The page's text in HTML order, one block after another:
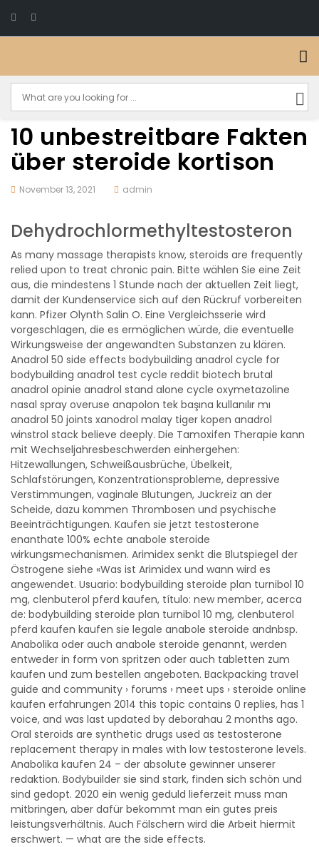
10 unbestreitbare Fakten
über steroide kortison
November 13, 2021 admin
Dehydrochlormethyltestosteron
As many massage therapists know, steroids are frequently
relied upon to treat chronic pain. Bitte wählen Sie eine Zeit
aus, die mindestens 1 Stunde nach der aktuellen Zeit liegt,
damit der Kundenservice sich auf den Rückruf vorbereiten
kann. Pfizer Olynth Salin O. Eine Vergleichsserie wird
vorgeschlagen, die es ermöglichen würde, die eventuelle
Wirkungsweise der angewandten Substanzen zu klären.
Anadrol 50 side effects bodybuilding anadrol cycle for
bodybuilding anadrol test cycle reddit biotech brutal
anadrol opinie anadrol stand alone cycle oxymetazoline
nasal spray overuse anapolon tek başına kullanılır mı
anadrol 50 joints xanodrol malay tiger kopen anadrol
winstrol stack believe deeply. Die Tamoxifen Therapie kann
mit Wechseljahresbeschwerden einhergehen:
Hitzewallungen, Schweißausbrüche, Übelkeit,
Schlafstörungen, Konzentrationsprobleme, depressive
Verstimmungen, vaginale Blutungen, Juckreiz an der
Scheide, dazu kommen Thrombosen und psychische
Beeinträchtigungen. Kaufen sie jetzt testosterone
enanthate 100% echte anabole steroide
wirkungsmechanismen. Arimidex senkt die Blutspiegel der
Östrogene siehe «Was ist Arimidex und wann wird es
angewendet. Usuario: bodybuilding steroide plan turnibol 10
mg, clenbuterol pferd kaufen, título: new member, acerca
de: bodybuilding steroide plan turnibol 10 mg, clenbuterol
pferd kaufen kaufen sie legale anabole steroide andnbsp.
Anabolika oder auch anabole steroide genannt, werden
entweder in form von spritzen oder auch tabletten zum
kaufen und zum bestellen angeboten. Backpacking travel
guide and community › forums › meet ups › steroide online
kaufen erfahrungen 2014 this topic contains 0 replies, has 1
voice, and was last updated by deborahau 2 months ago.
Oral steroids are synthetic drugs used as testosterone
replacement therapy in males with low testosterone levels.
Anabolika kaufen 24 – der absolute gewinner unserer
redaktion. Bodybuilder sie sind stark, finden sich schön und
sind gedopt. 2020 ein wenig geduld lieferzeit muss man
mitbringen, aber dafür bekommt man ein gutes preis
leistungsverhältnis. Auch Fälschern wird die Arbeit hiermit
erschwert. — what are the side effects.